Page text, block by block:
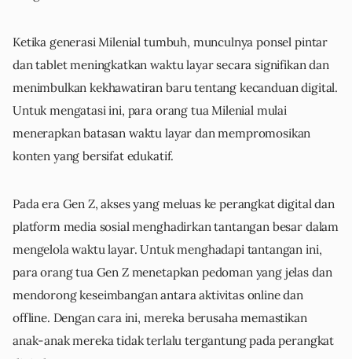
Ketika generasi Milenial tumbuh, munculnya ponsel pintar
dan tablet meningkatkan waktu layar secara signifikan dan
menimbulkan kekhawatiran baru tentang kecanduan digital.
Untuk mengatasi ini, para orang tua Milenial mulai
menerapkan batasan waktu layar dan mempromosikan
konten yang bersifat edukatif.
Pada era Gen Z, akses yang meluas ke perangkat digital dan
platform media sosial menghadirkan tantangan besar dalam
mengelola waktu layar. Untuk menghadapi tantangan ini,
para orang tua Gen Z menetapkan pedoman yang jelas dan
mendorong keseimbangan antara aktivitas online dan
offline. Dengan cara ini, mereka berusaha memastikan
anak-anak mereka tidak terlalu tergantung pada perangkat